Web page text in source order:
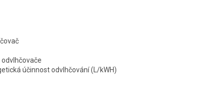
účinnost odvlhčování (L/kWH)